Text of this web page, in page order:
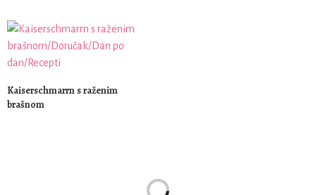
Kaiserschmarrn s raženim
brašnom